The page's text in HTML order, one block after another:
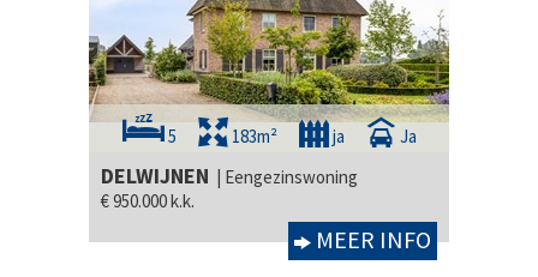
5 183m² ja Ja
DELWIJNEN | Eengezinswoning
€ 950.000 k.k.
MEER INFO